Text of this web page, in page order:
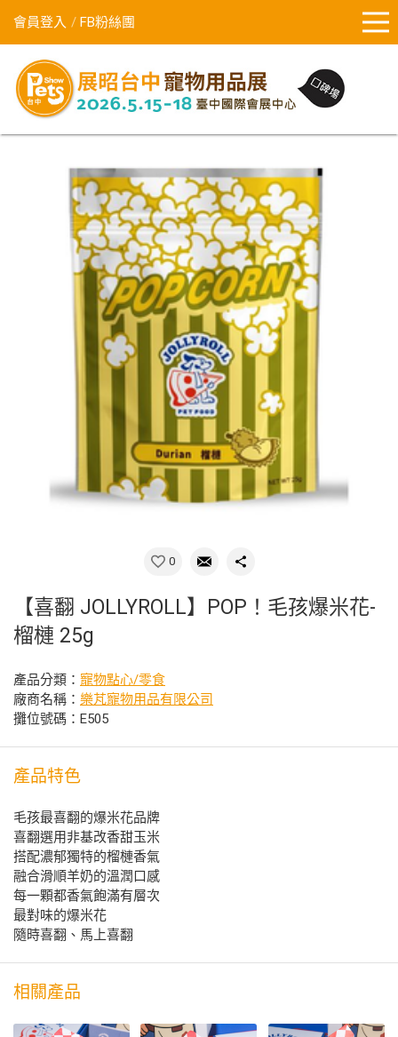
會員登入 FB粉絲團
0
【喜翻 JOLLYROLL】POP！毛孩爆米花-
榴槤 25g
產品分類： 寵物點心/零食
廠商名稱： 樂芃寵物用品有限公司
攤位號碼：E505
產品特色
毛孩最喜翻的爆米花品牌
喜翻選用非基改香甜玉米
搭配濃郁獨特的榴槤香氣
融合滑順羊奶的溫潤口感
每一顆都香氣飽滿有層次
最對味的爆米花
隨時喜翻、馬上喜翻
相關產品